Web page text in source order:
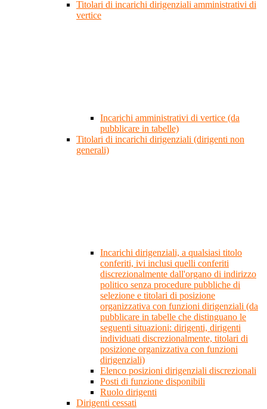
Titolari di incarichi dirigenziali amministrativi di
vertice
Incarichi amministrativi di vertice (da
pubblicare in tabelle)
Titolari di incarichi dirigenziali (dirigenti non
generali)
Incarichi dirigenziali, a qualsiasi titolo
conferiti, ivi inclusi quelli conferiti
discrezionalmente dall'organo di indirizzo
politico senza procedure pubbliche di
selezione e titolari di posizione
organizzativa con funzioni dirigenziali (da
pubblicare in tabelle che distinguano le
seguenti situazioni: dirigenti, dirigenti
individuati discrezionalmente, titolari di
posizione organizzativa con funzioni
dirigenziali)
Elenco posizioni dirigenziali discrezionali
Posti di funzione disponibili
Ruolo dirigenti
Dirigenti cessati